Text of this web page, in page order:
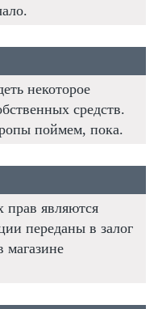
некоторое
средств.
поймем, пока.
прав являются
переданы в залог
магазине